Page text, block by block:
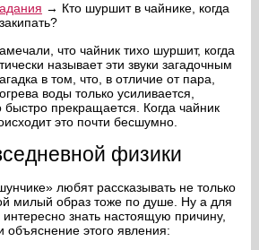
→ Кто шуршит в чайнике, когда
что чайник тихо шуршит, когда
называет эти звуки загадочным
в том, что, в отличие от пара,
воды только усиливается,
прекращается. Когда чайник
это почти бесшумно.
физики
любят рассказывать не только
милый образ тоже по душе. Ну а для
знать настоящую причину,
этого явления: